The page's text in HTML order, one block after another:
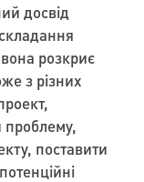
досвід
розкриє
з різних
проблему,
поставити